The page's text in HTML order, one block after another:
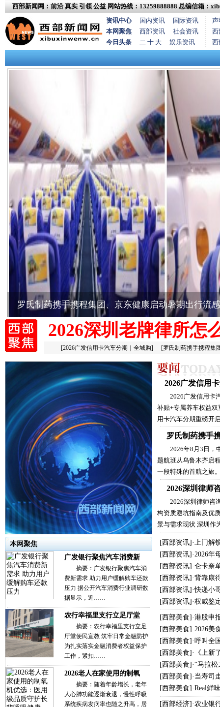
西部新闻网：前沿 真实 引领 公益 网站热线：13259888888 总编信箱：
资讯中心
国内资讯
国际资讯
本网聚焦
西部资讯
社会资讯
今日头条
二 十 大 娱乐资讯
声
西
西
罗氏制药携手携程集团、京东健康启动暑期出行流
2026深圳老牌律所怎
[2026广发信用卡汽车分期｜全城购] [罗氏制药携手携程集
2026广发信用
2026广发信用卡
补贴+专属养车权益
用卡汽车分期重磅开
罗氏制药携手
2026年8月3日
题航班从乌鲁木齐启
一段特殊的首航之旅
2026深圳律师
2026深圳律师咨
构资质避坑指南及优
景与需求现状 深圳
本网聚焦
广发银行聚焦汽车消费新
摘要：广发银行聚焦汽车消
费新需求 助力用户缓解购车还款
压力 据公开汽车消费行业调研数
据显示，近……
农行幸福里支行立足厅堂
摘要：农行幸福里支行立足
厅堂便民宣教 筑牢日常金融防护
为扎实落实金融消费者权益保护
工作，紧扣……
2026老人在家使用的制氧
摘要：随着年龄增长，老年
人心肺功能逐渐衰退，慢性呼吸
系统疾病发病率也随之升高，居
[西部资讯]·上门解
[西部资讯]·2026年
[西部资讯]·仑卡奈
[西部资讯]·背靠康
[西部资讯]·快递小
[西部资讯]·权威鉴
[西部美食]·港股申
[西部美食]·2026美
[西部美食]·呼叫全
[西部美食]·
《上
[西部美食]·“马拉
[西部美食]· 当寿司
[西部美食]·Real鲜
[西部经济]·农业银